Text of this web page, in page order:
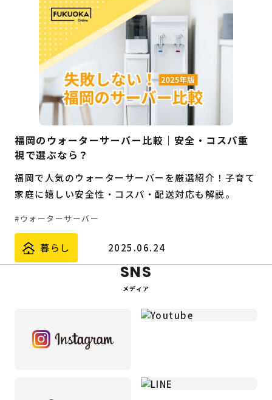
福岡のウォーターサーバー比較｜安全・コスパ重
視で選ぶなら？
福岡で人気のウォーターサーバーを厳選紹介！子育て
家庭に嬉しい安全性・コスパ・配送対応も解説。
ウォーターサーバー
暮らし 2025.06.24
SNS
メディア